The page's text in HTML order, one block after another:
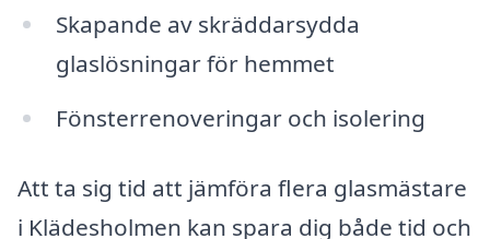
Skapande av skräddarsydda
glaslösningar för hemmet
Fönsterrenoveringar och isolering
Att ta sig tid att jämföra flera glasmästare
i Klädesholmen kan spara dig både tid och